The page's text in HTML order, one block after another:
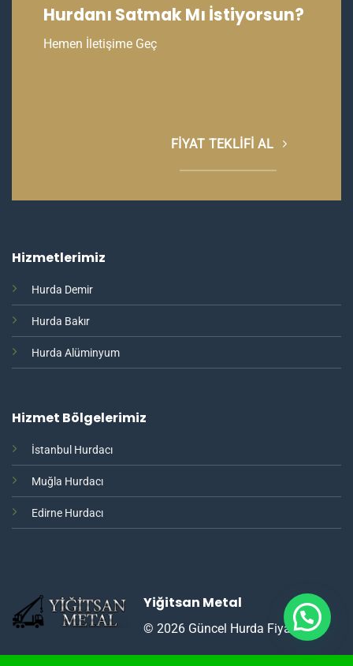
Hurdanı Satmak Mı İstiyorsun?
Hemen İletişime Geç
FIYAT TEKLIFI AL
Hizmetlerimiz
Hurda Demir
Hurda Bakır
Hurda Alüminyum
Hizmet Bölgelerimiz
İstanbul Hurdacı
Muğla Hurdacı
Edirne Hurdacı
Yiğitsan Metal
© 2026 Güncel Hurda Fiyatları